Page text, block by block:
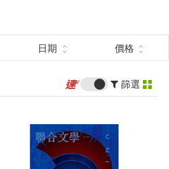
影音(8405)
日期 價格
篩選